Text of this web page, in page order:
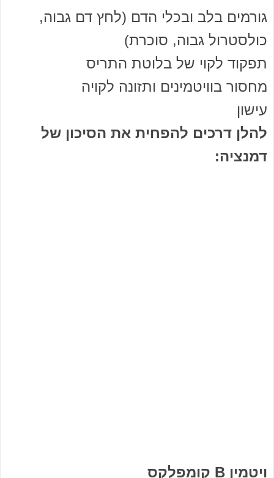
גורמים בלב ובכלי הדם (לחץ דם גבוה,
כולסטרול גבוה, סוכרת)
תפקוד לקוי של בלוטת התריס
מחסור בוויטמינים ותזונה לקויה
עישון
להלן דרכים להפחית את הסיכון של
דמנציה:
ויטמין B קומפלקס